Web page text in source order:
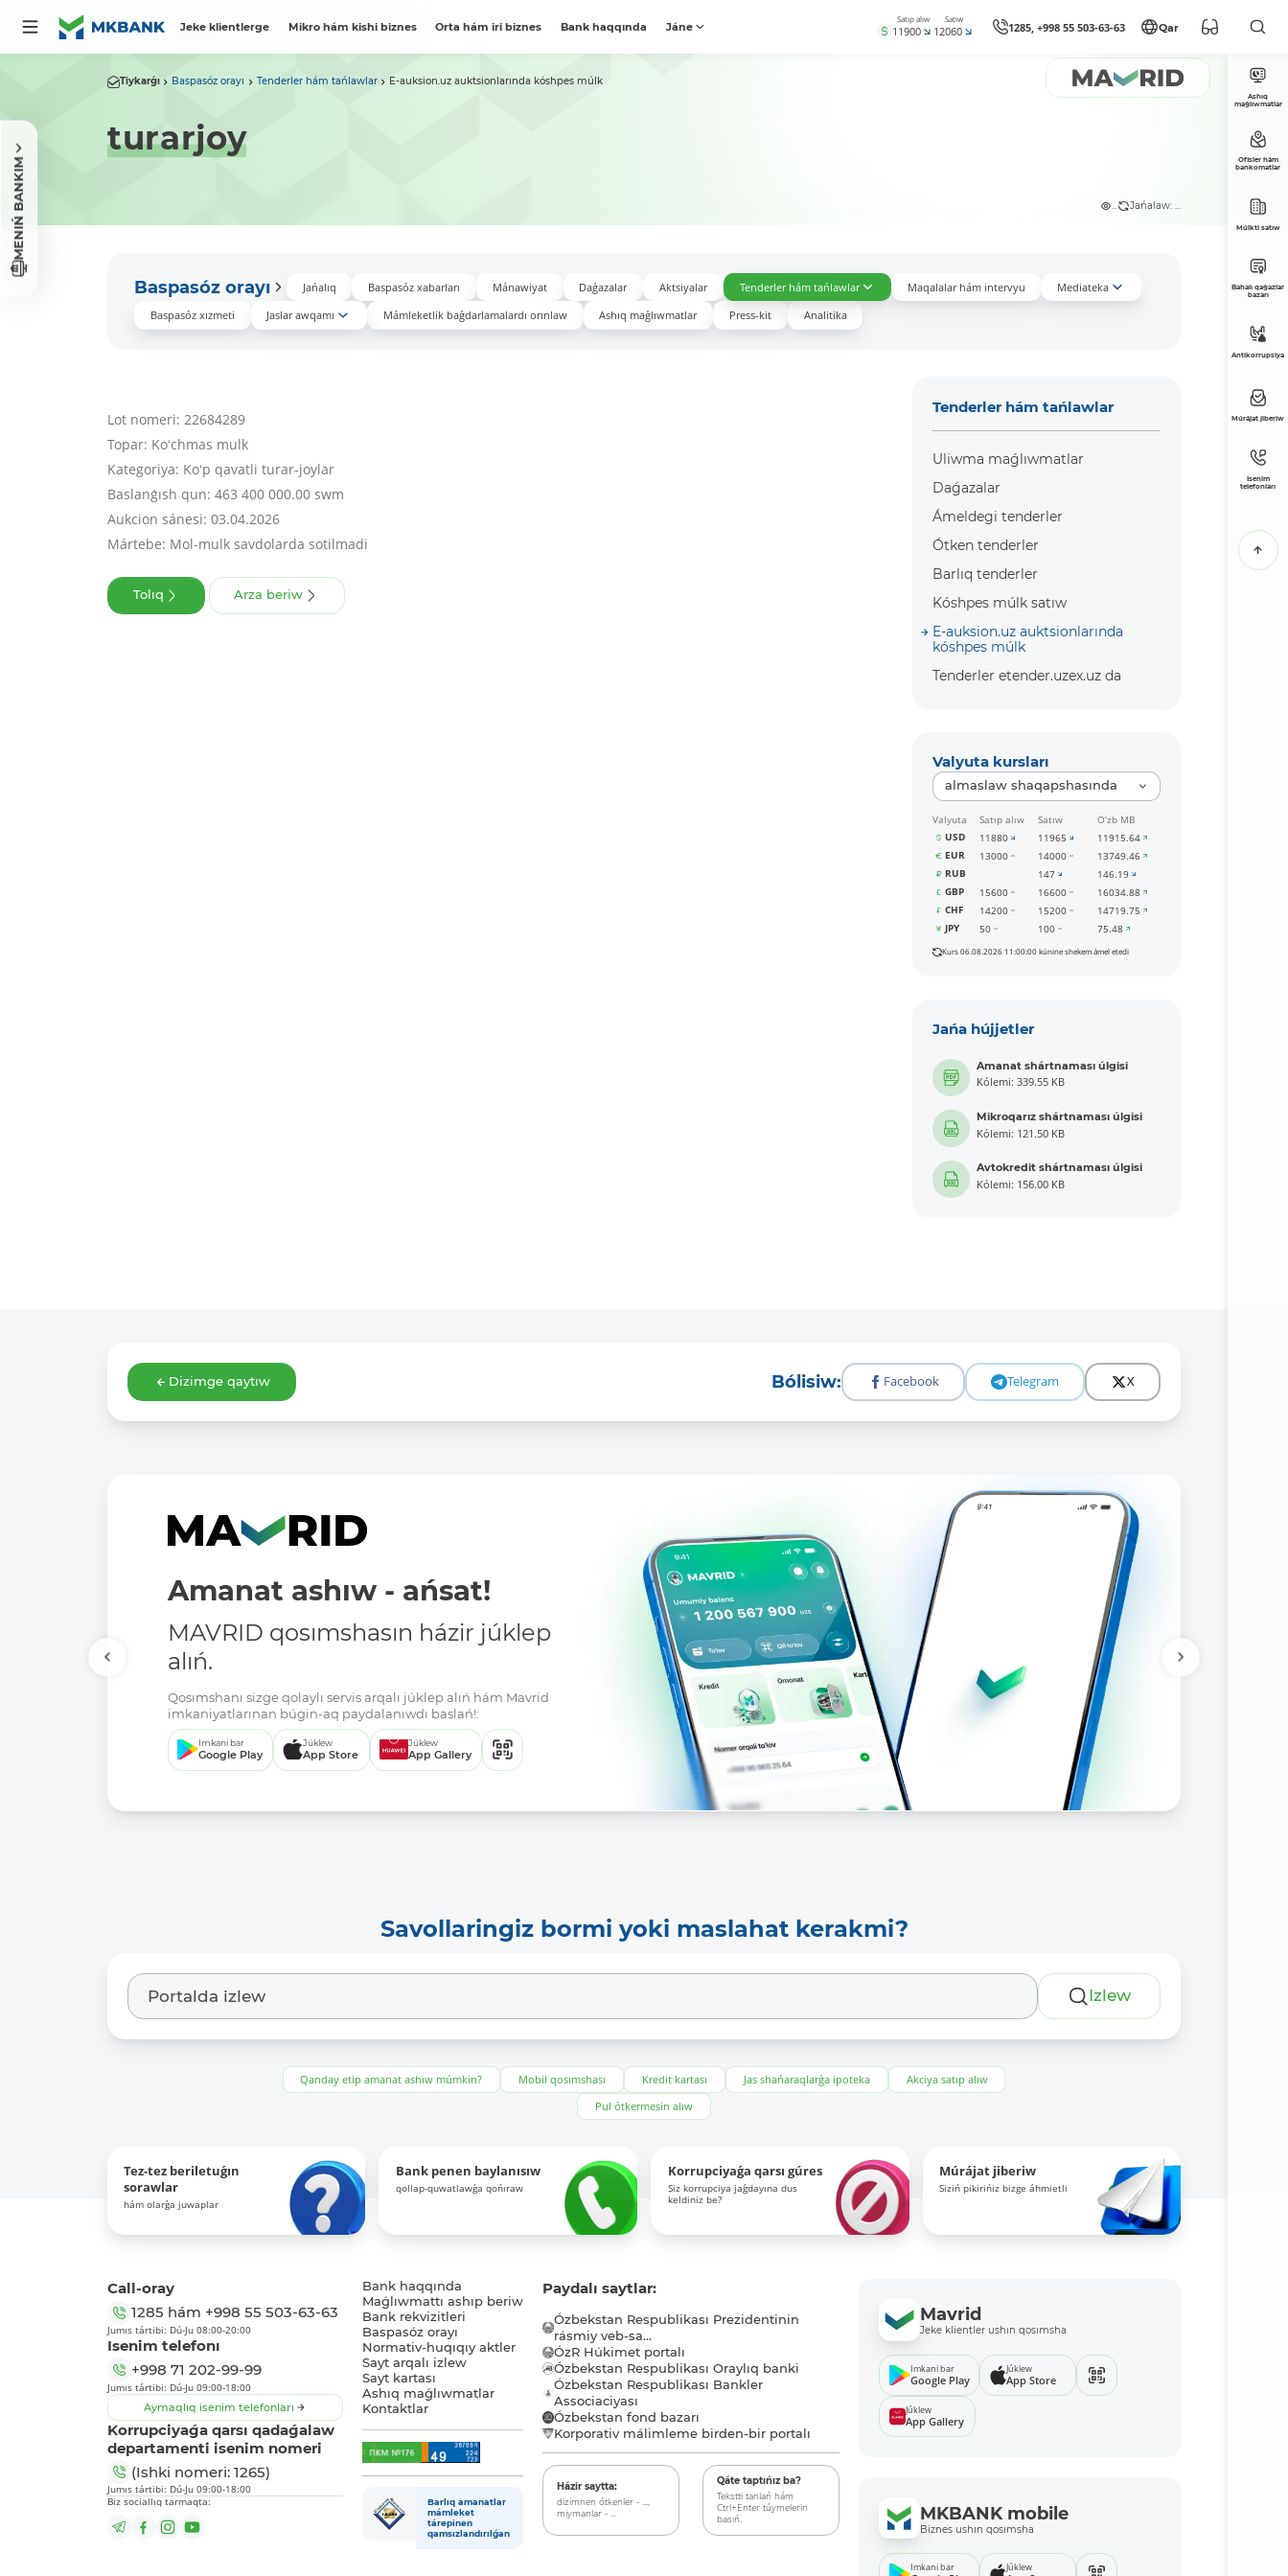
Jeke klientlerge Mikro hám kishi biznes Orta hám iri biznes Bank haqqında Jáne
Satıp alıw
11900
Satıw
12060 1285, +998 55 503-63-63 Qar
MENIŃ BANKIM
Tiykarǵı Baspasóz orayı Tenderler hám tańlawlar E-auksion.uz auktsionlarında kóshpes múlk
turarjoy
... Jańalaw: ...
Baspasóz orayı Jańalıq Baspasóz xabarları Mánawiyat Daǵazalar Aktsiyalar Tenderler hám tańlawlar Maqalalar hám intervyu
Mediateka
Baspasóz xızmeti
Jaslar awqamı Mámleketlik baǵdarlamalardı orınlaw Ashıq maǵlıwmatlar Press-kit Analitika
Lot nomeri: 22684289
Topar: Koʻchmas mulk
Kategoriya: Koʻp qavatli turar-joylar
Baslanǵısh qun: 463 400 000.00 swm
Aukcion sánesi: 03.04.2026
Mártebe: Mol-mulk savdolarda sotilmadi
Tolıq Arza beriw
Tenderler hám tańlawlar
Uliwma maǵlıwmatlar
Daǵazalar
Ámeldegi tenderler
Ótken tenderler
Barlıq tenderler
Kóshpes múlk satıw
E-auksion.uz auktsionlarında
kóshpes múlk
Tenderler etender.uzex.uz da
Valyuta kursları
almaslaw shaqapshasında
Valyuta Satıp alıw Satıw
O‘zb MB
USD
11880 11965
11915.64
EUR
13000 14000
13749.46
RUB
147
146.19
GBP
15600 16600
16034.88
CHF
14200 15200
14719.75
JPY
50 100 75.48
Kurs 06.08.2026 11:00:00 kúnine shekem ámel etedi
Jańa hújjetler
Amanat shártnaması úlgisi
Kólemi: 339.55 KB
Mikroqarız shártnaması úlgisi
Kólemi: 121.50 KB
Avtokredit shártnaması úlgisi
Kólemi: 156.00 KB
Dizimge qaytıw Bólisiw: Facebook Telegram X
Amanat ashıw - ańsat!
MAVRID qosımshasın házir júklep
alıń.
Qosımshanı sizge qolaylı servis arqalı júklep alıń hám Mavrid
imkaniyatlarınan búgin-aq paydalanıwdı baslań!:
Imkani bar
Google Play
Júklew
App Store
Júklew
App Gallery
Savollaringiz bormi yoki maslahat kerakmi?
Izlew
Qanday etip amanat ashıw múmkin? Mobil qosımshası Kredit kartası Jas shańaraqlarǵa ipoteka
Akciya satıp alıw
Pul ótkermesin alıw
Tez-tez beriletuǵın
sorawlar
hám olarǵa juwaplar
Bank penen baylanısıw
qollap-quwatlawǵa qońıraw
Korrupciyaǵa qarsı gúres
Siz korrupciya jaǵdayına dus
keldiniz be?
Múrájat jiberiw
Siziń pikirińiz bizge áhmietli
Ashıq
maǵlıwmatlar
Ofisler hám
bankomatlar
Múlkti satıw
Bahalı qaǵazlar
bazarı
Antikorrupsiya
Múrájat jiberiw
Isenim
telefonları
Call-oray
1285 hám +998 55 503-63-63
Jumıs tártibi: Dú-Ju 08:00-20:00
Isenim telefonı
+998 71 202-99-99
Jumıs tártibi: Dú-Ju 09:00-18:00
Aymaqlıq isenim telefonları
Korrupciyaǵa qarsı qadaǵalaw
departamenti isenim nomeri
(Ishki nomeri: 1265)
Jumıs tártibi: Dú-Ju 09:00-18:00
Biz sociallıq tarmaqta:
Bank haqqında
Maǵlıwmattı ashıp beriw
Bank rekvizitleri
Baspasóz orayı
Normativ-huqıqıy aktler
Sayt arqalı izlew
Sayt kartası
Ashıq maǵlıwmatlar
Kontaktlar
Barlıq amanatlar
mámleket
tárepinen
qamsızlandırılǵan
Paydalı saytlar:
Ózbekstan Respublikası Prezidentinin
rásmiy veb-sa...
ÓzR Húkimet portalı
Ózbekstan Respublikası Oraylıq banki
Ózbekstan Respublikası Bankler
Associaciyası
Ózbekstan fond bazarı
Korporativ málimleme birden-bir portalı
Házir saytta:
dizimnen ótkenler - ...,
miymanlar - ...
Qáte taptıńız ba?
Tekstti tanlań hám
Ctrl+Enter túymelerin
basıń.
Mavrid
Jeke klientler ushın qosımsha
Imkani bar
Google Play
Júklew
App Store
Júklew
App Gallery
MKBANK mobile
Biznes ushın qosımsha
Imkani bar Júklew